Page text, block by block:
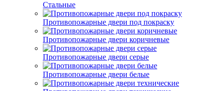
Стальные
Противопожарные двери под покраску
Противопожарные двери коричневые
Противопожарные двери серые
Противопожарные двери белые